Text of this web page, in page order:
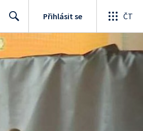
Search
Přihlásit se ČT